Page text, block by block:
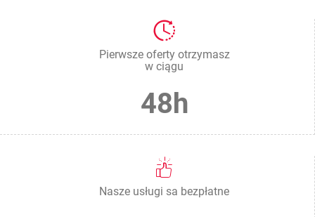
Pierwsze oferty otrzymasz
w ciągu
48h
Nasze usługi sa bezpłatne